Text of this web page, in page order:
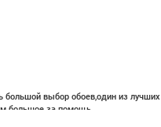
большой выбор обоев,один из лучших
большое за помощь.